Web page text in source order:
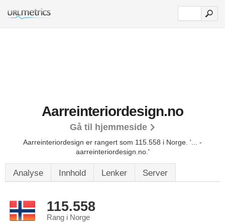
Aarreinteriordesign.no
Gå til hjemmeside
Aarreinteriordesign er rangert som 115.558 i Norge. '... -
aarreinteriordesign.no.'
Analyse Innhold Lenker Server
115.558
Rang i Norge